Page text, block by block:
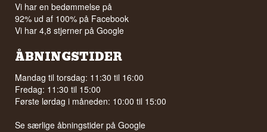
Vi har en bedømmelse på
92% ud af 100% på Facebook
Vi har 4,8 stjerner på Google
ÅBNINGSTIDER
Mandag til torsdag: 11:30 til 16:00
Fredag: 11:30 til 15:00
Første lørdag i måneden: 10:00 til 15:00
Se særlige åbningstider påGoogle